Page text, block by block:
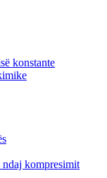
konstante
ndaj kompresimit